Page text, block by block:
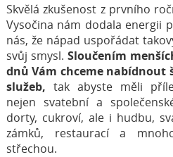
Skvělá zkušenost z prvního
Vysočina nám dodala energii
nás, že nápad uspořádat
svůj smysl.Sloučením
dnů Vám chceme nabídnout
služeb, tak abyste měli
nejen svatební a
dorty, cukroví, ale i hudbu,
zámků, restaurací a
střechou.